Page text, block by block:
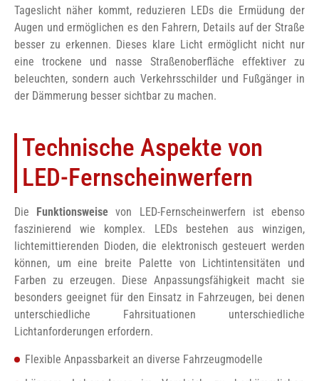
Tageslicht näher kommt, reduzieren LEDs die Ermüdung der
Augen und ermöglichen es den Fahrern, Details auf der Straße
besser zu erkennen. Dieses klare Licht ermöglicht nicht nur
eine trockene und nasse Straßenoberfläche effektiver zu
beleuchten, sondern auch Verkehrsschilder und Fußgänger in
der Dämmerung besser sichtbar zu machen.
Technische Aspekte von
LED-Fernscheinwerfern
Die Funktionsweise von LED-Fernscheinwerfern ist ebenso
faszinierend wie komplex. LEDs bestehen aus winzigen,
lichtemittierenden Dioden, die elektronisch gesteuert werden
können, um eine breite Palette von Lichtintensitäten und
Farben zu erzeugen. Diese Anpassungsfähigkeit macht sie
besonders geeignet für den Einsatz in Fahrzeugen, bei denen
unterschiedliche Fahrsituationen unterschiedliche
Lichtanforderungen erfordern.
Flexible Anpassbarkeit an diverse Fahrzeugmodelle